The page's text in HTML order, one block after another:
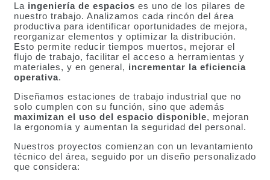
La ingeniería de espacios es uno de los pilares de
nuestro trabajo. Analizamos cada rincón del área
productiva para identificar oportunidades de mejora,
reorganizar elementos y optimizar la distribución.
Esto permite reducir tiempos muertos, mejorar el
flujo de trabajo, facilitar el acceso a herramientas y
materiales, y en general, incrementar la eficiencia
operativa.
Diseñamos estaciones de trabajo industrial que no
solo cumplen con su función, sino que además
maximizan el uso del espacio disponible, mejoran
la ergonomía y aumentan la seguridad del personal.
Nuestros proyectos comienzan con un levantamiento
técnico del área, seguido por un diseño personalizado
que considera: